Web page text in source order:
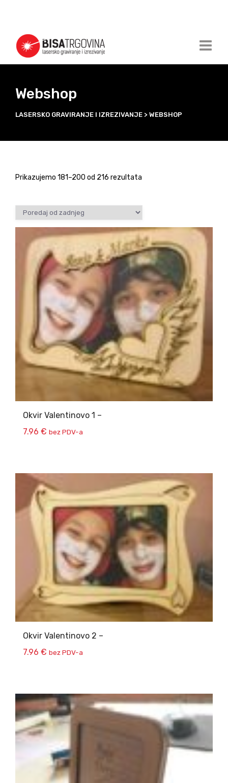
Webshop
LASERSKO GRAVIRANJE I IZREZIVANJE > WEBSHOP
Prikazujemo 181–200 od 216 rezultata
Okvir Valentinovo 1 –
7.96 € bez PDV-a
Okvir Valentinovo 2 –
7.96 € bez PDV-a